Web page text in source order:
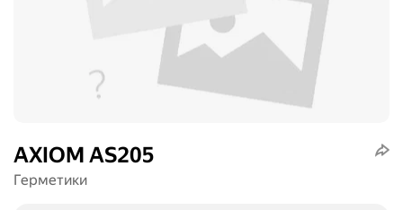
AXIOM AS205
Герметики